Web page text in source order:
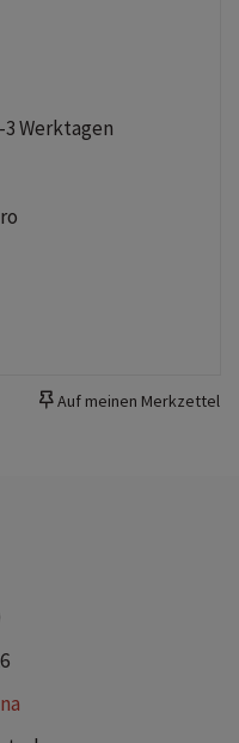
Werktagen
Auf meinen Merkzettel